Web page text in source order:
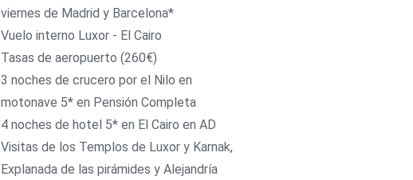
viernes de Madrid y Barcelona*
Vuelo interno Luxor - El Cairo
Tasas de aeropuerto (260€)
3 noches de crucero por el Nilo en
motonave 5* en Pensión Completa
4 noches de hotel 5* en El Cairo en AD
Visitas de los Templos de Luxor y Karnak,
Explanada de las pirámides y Alejandría